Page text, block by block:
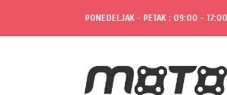
PONEDELJAK - PETAK : 09:00 -